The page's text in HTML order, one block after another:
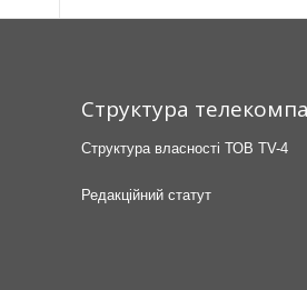
Структура
Структура власності ТОВ TV-4
Редакційний статут